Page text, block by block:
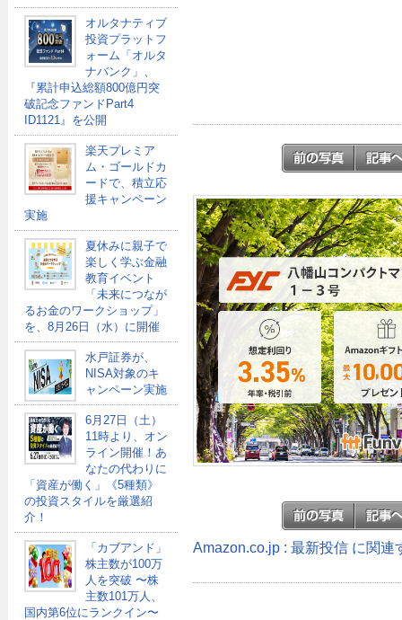
オルタナティブ
投資プラットフ
ォーム「オルタ
ナバンク」、
『累計申込総額800億円突
破記念ファンドPart4
ID1121』を公開
楽天プレミア
ム・ゴールドカ
ードで、積立応
援キャンペーン
実施
夏休みに親子で
楽しく学ぶ金融
教育イベント
「未来につなが
るお金のワークショップ」
を、8月26日（水）に開催
水戸証券が、
NISA対象のキ
ャンペーン実施
6月27日（土）
11時より、オン
ライン開催！あ
なたの代わりに
「資産が働く」《5種類》
の投資スタイルを厳選紹
介！
「カブアンド」
株主数が100万
人を突破 〜株
主数101万人、
国内第6位にランクイン〜
Amazon.co.jp : 最新投信 に関連